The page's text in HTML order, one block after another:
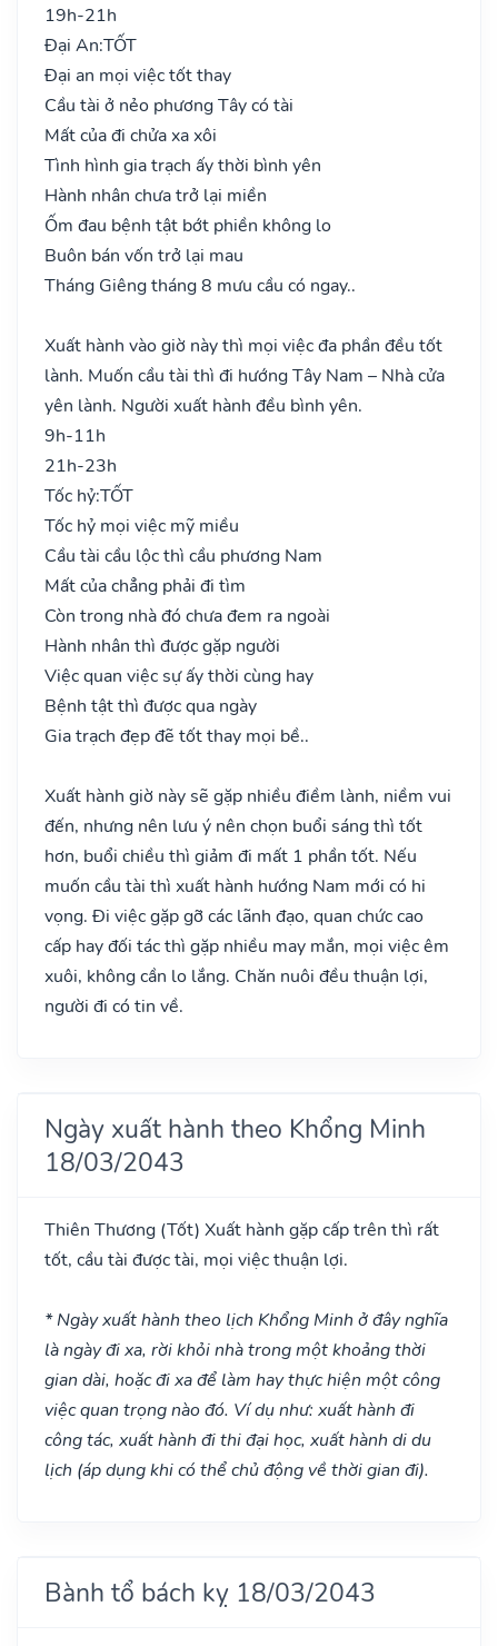
19h-21h
Đại An:TỐT
Đại an mọi việc tốt thay
Cầu tài ở nẻo phương Tây có tài
Mất của đi chửa xa xôi
Tình hình gia trạch ấy thời bình yên
Hành nhân chưa trở lại miền
Ốm đau bệnh tật bớt phiền không lo
Buôn bán vốn trở lại mau
Tháng Giêng tháng 8 mưu cầu có ngay..
Xuất hành vào giờ này thì mọi việc đa phần đều tốt
lành. Muốn cầu tài thì đi hướng Tây Nam – Nhà cửa
yên lành. Người xuất hành đều bình yên.
9h-11h
21h-23h
Tốc hỷ:TỐT
Tốc hỷ mọi việc mỹ miều
Cầu tài cầu lộc thì cầu phương Nam
Mất của chẳng phải đi tìm
Còn trong nhà đó chưa đem ra ngoài
Hành nhân thì được gặp người
Việc quan việc sự ấy thời cùng hay
Bệnh tật thì được qua ngày
Gia trạch đẹp đẽ tốt thay mọi bề..
Xuất hành giờ này sẽ gặp nhiều điềm lành, niềm vui
đến, nhưng nên lưu ý nên chọn buổi sáng thì tốt
hơn, buổi chiều thì giảm đi mất 1 phần tốt. Nếu
muốn cầu tài thì xuất hành hướng Nam mới có hi
vọng. Đi việc gặp gỡ các lãnh đạo, quan chức cao
cấp hay đối tác thì gặp nhiều may mắn, mọi việc êm
xuôi, không cần lo lắng. Chăn nuôi đều thuận lợi,
người đi có tin về.
Ngày xuất hành theo Khổng Minh
18/03/2043
Thiên Thương (Tốt) Xuất hành gặp cấp trên thì rất
tốt, cầu tài được tài, mọi việc thuận lợi.
* Ngày xuất hành theo lịch Khổng Minh ở đây nghĩa
là ngày đi xa, rời khỏi nhà trong một khoảng thời
gian dài, hoặc đi xa để làm hay thực hiện một công
việc quan trọng nào đó. Ví dụ như: xuất hành đi
công tác, xuất hành đi thi đại học, xuất hành di du
lịch (áp dụng khi có thể chủ động về thời gian đi).
Bành tổ bách kỵ 18/03/2043